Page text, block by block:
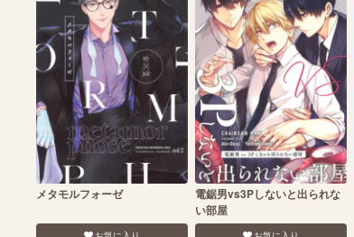
メタモルフォーゼ
電鋸男vs3Pしないと出られな
い部屋